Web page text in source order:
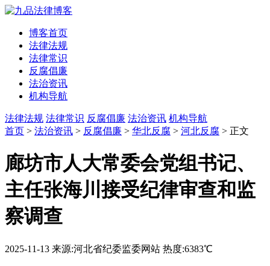
博客首页
法律法规
法律常识
反腐倡廉
法治资讯
机构导航
法律法规 法律常识 反腐倡廉 法治资讯 机构导航
首页 > 法治资讯 > 反腐倡廉 > 华北反腐 > 河北反腐 > 正文
廊坊市人大常委会党组书记、
主任张海川接受纪律审查和监
察调查
2025-11-13 来源:河北省纪委监委网站 热度:6383℃